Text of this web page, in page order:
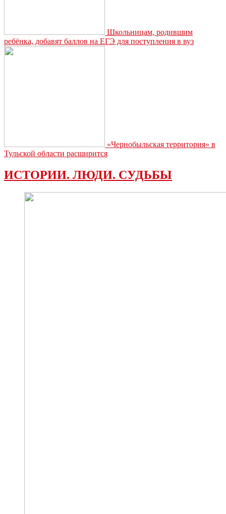
Школьницам, родившим
ребёнка, добавят баллов на ЕГЭ для поступления в вуз
«Чернобыльская территория» в
Тульской области расширится
ИСТОРИИ. ЛЮДИ. СУДЬБЫ